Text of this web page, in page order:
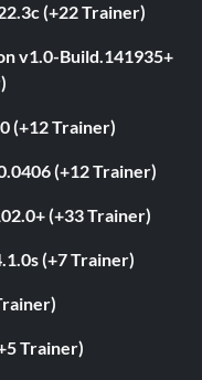
(+22 Trainer)
v1.0-Build.141935+
(+12 Trainer)
(+12 Trainer)
(+33 Trainer)
(+7 Trainer)
Trainer)